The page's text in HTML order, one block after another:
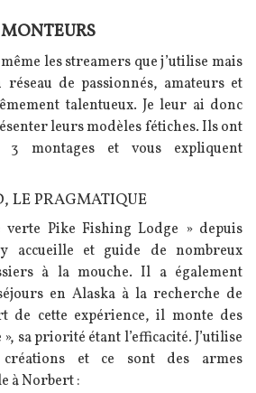
les streamers que j’utilise mais
de passionnés, amateurs et
talentueux. Je leur ai donc
leurs modèles fétiches. Ils ont
3 montages et vous expliquent
LE PRAGMATIQUE
verte Pike Fishing Lodge » depuis
accueille et guide de nombreux
à la mouche. Il a également
en Alaska à la recherche de
de cette expérience, il monte des
sa priorité étant l’efficacité. J’utilise
créations et ce sont des armes
à Norbert :